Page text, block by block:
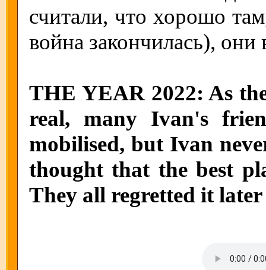
считали, что хорошо
война закончилась),
THE YEAR 2022: As
real, many Ivan's
mobilised, but Ivan
thought that the best
They all regretted it